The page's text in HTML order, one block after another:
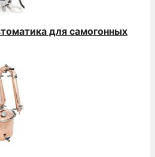
для самогонных